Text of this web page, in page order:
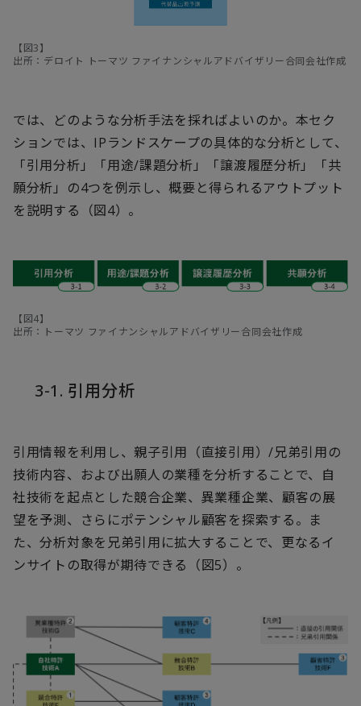
【図3】
出所：デロイト トーマツ ファイナンシャルアドバイザリー合同会社作成
では、どのような分析手法を採ればよいのか。本セク
ションでは、IPランドスケープの具体的な分析として、
「引用分析」「用途/課題分析」「譲渡履歴分析」「共
願分析」の4つを例示し、概要と得られるアウトプット
を説明する（図4）。
【図4】
出所：トーマツ ファイナンシャルアドバイザリー合同会社作成
3-1. 引用分析
引用情報を利用し、親子引用（直接引用）/兄弟引用の
技術内容、および出願人の業種を分析することで、自
社技術を起点とした競合企業、異業種企業、顧客の展
望を予測、さらにポテンシャル顧客を探索する。ま
た、分析対象を兄弟引用に拡大することで、更なるイ
ンサイトの取得が期待できる（図5）。